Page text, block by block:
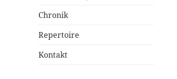
Chronik
Repertoire
Kontakt